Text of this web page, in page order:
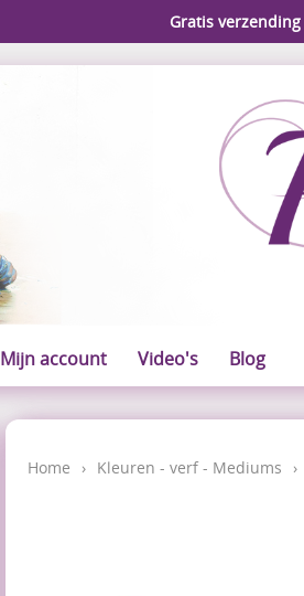
Gratis
Mijn account Video's Blog
Home › Kleuren - verf - Mediums ›